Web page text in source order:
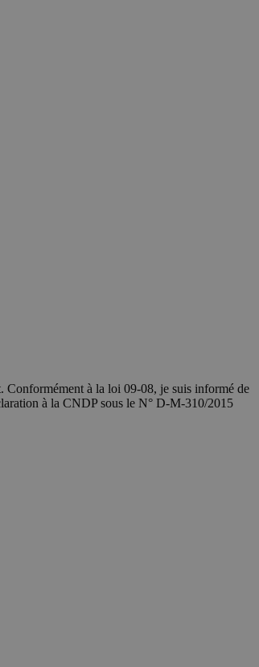
Conformément à la loi 09-08, je suis informé de
à la CNDP sous le N° D-M-310/2015